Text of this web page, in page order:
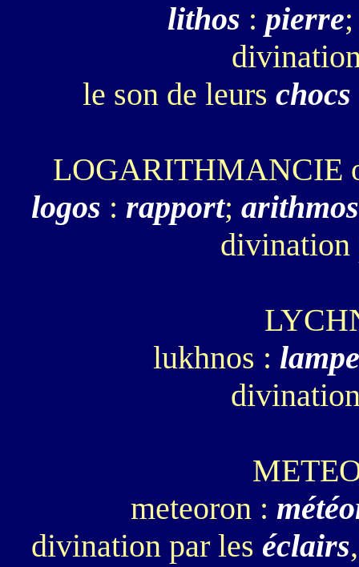
lithos : pierre
le son de leurs chocs
LOGARITHMANCIE
logos : rapport; arithmos
lukhnos : lampe
meteoron :
divination par les éclairs